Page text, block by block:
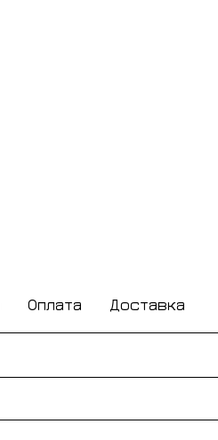
Оплата Доставка